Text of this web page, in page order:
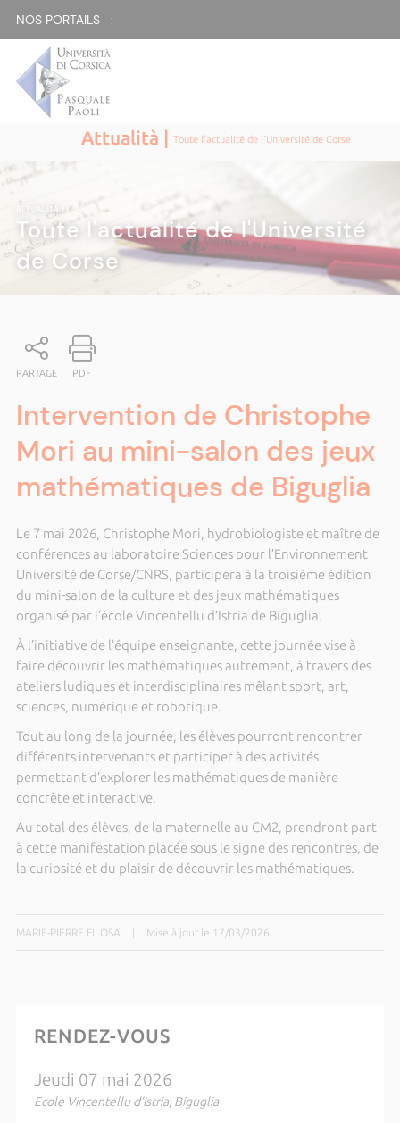
NOS PORTAILS :
Attualità |Toute l'actualité de l'Université de Corse
ATTUALITÀ|
Toute l'actualité de l'Université
de Corse
PARTAGE PDF
Intervention de Christophe
Mori au mini-salon des jeux
mathématiques de Biguglia
Le 7 mai 2026, Christophe Mori, hydrobiologiste et maître de
conférences au laboratoire Sciences pour l’Environnement
Université de Corse/CNRS, participera à la troisième édition
du mini-salon de la culture et des jeux mathématiques
organisé par l’école Vincentellu d’Istria de Biguglia.
À l’initiative de l’équipe enseignante, cette journée vise à
faire découvrir les mathématiques autrement, à travers des
ateliers ludiques et interdisciplinaires mêlant sport, art,
sciences, numérique et robotique.
Tout au long de la journée, les élèves pourront rencontrer
différents intervenants et participer à des activités
permettant d’explorer les mathématiques de manière
concrète et interactive.
Au total des élèves, de la maternelle au CM2, prendront part
à cette manifestation placée sous le signe des rencontres, de
la curiosité et du plaisir de découvrir les mathématiques.
MARIE-PIERRE FILOSA Mise à jour le 17/03/2026
RENDEZ-VOUS
Jeudi 07 mai 2026
Ecole Vincentellu d’Istria, Biguglia